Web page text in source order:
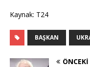
Kaynak: T24
BAŞKAN
ÖNCEKI